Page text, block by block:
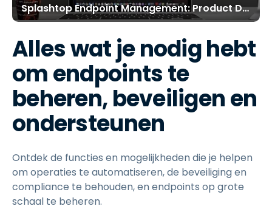
Splashtop Endpoint Management: Product Demo
Alles wat je nodig hebt
om endpoints te
beheren, beveiligen en
ondersteunen
Ontdek de functies en mogelijkheden die je helpen
om operaties te automatiseren, de beveiliging en
compliance te behouden, en endpoints op grote
schaal te beheren.